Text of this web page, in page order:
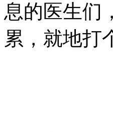
息的医生们
累，就地打